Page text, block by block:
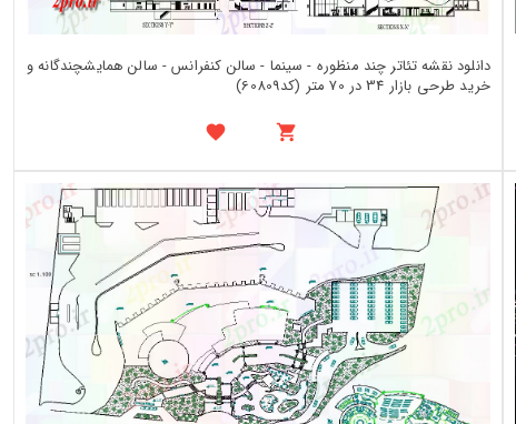
دانلود نقشه تئاتر چند منظوره - سینما - سالن کنفرانس - سالن همایشچندگانه و
خرید طرحی بازار 34 در 70 متر (کد60809)